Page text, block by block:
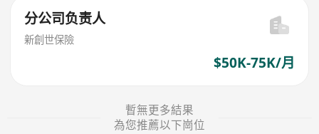
分公司负责人
新創世保險
$50K-75K/月
暫無更多結果
為您推薦以下崗位